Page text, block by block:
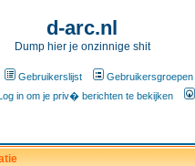
d-arc.nl
Dump hier je onzinnige shit
Gebruikerslijst Gebruikersgroepen
in om je priv� berichten te bekijken